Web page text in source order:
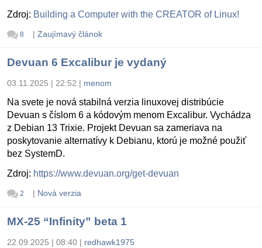
Zdroj: Building a Computer with the CREATOR of Linux!
8 | Zaujímavý článok
Devuan 6 Excalibur je vydaný
03.11.2025 | 22:52 | menom
Na svete je nová stabilná verzia linuxovej distribúcie
Devuan s číslom 6 a kódovým menom Excalibur. Vychádza
z Debian 13 Trixie. Projekt Devuan sa zameriava na
poskytovanie alternatívy k Debianu, ktorú je možné použiť
bez SystemD.
Zdroj: https://www.devuan.org/get-devuan
2 | Nová verzia
MX-25 “Infinity” beta 1
22.09.2025 | 08:40 | redhawk1975